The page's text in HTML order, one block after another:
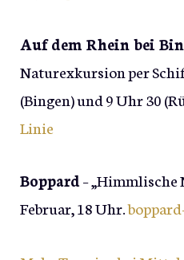
Auf dem Rhein bei
Naturexkursion per
(Bingen) und 9 Uhr 30
Linie
Boppard– „Himmlische
Februar, 18 Uhr.